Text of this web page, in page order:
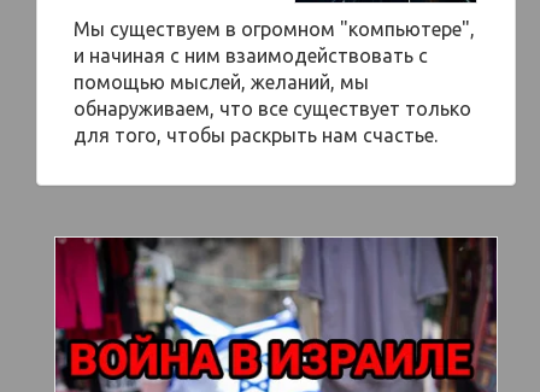
Мы существуем в огромном "компьютере",
и начиная с ним взаимодействовать с
помощью мыслей, желаний, мы
обнаруживаем, что все существует только
для того, чтобы раскрыть нам счастье.